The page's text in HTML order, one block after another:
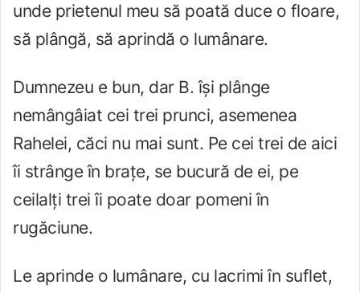
unde prietenul meu să poată duce o floare,
să plângă, să aprindă o lumânare.
Dumnezeu e bun, dar B. își plânge
nemângâiat cei trei prunci, asemenea
Rahelei, căci nu mai sunt. Pe cei trei de aici
îi strânge în brațe, se bucură de ei, pe
ceilalți trei îi poate doar pomeni în
rugăciune.
Le aprinde o lumânare, cu lacrimi în suflet,